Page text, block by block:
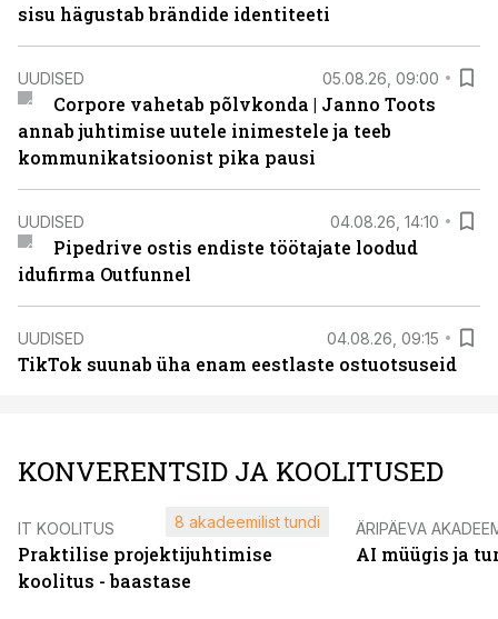
sisu hägustab brändide identiteeti
UUDISED 05.08.26, 09:00
Corpore vahetab põlvkonda | Janno Toots
annab juhtimise uutele inimestele ja teeb
kommunikatsioonist pika pausi
UUDISED 04.08.26, 14:10
Pipedrive ostis endiste töötajate loodud
idufirma Outfunnel
UUDISED 04.08.26, 09:15
TikTok suunab üha enam eestlaste ostuotsuseid
KONVERENTSID JA KOOLITUSED
IT KOOLITUS
Praktilise projektijuhtimise
koolitus - baastase
8 akadeemilist tundi ÄRIPÄEVA
AI müügis ja